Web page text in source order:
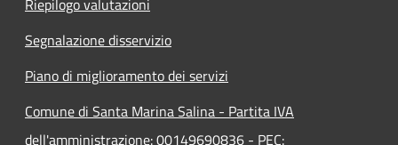
Riepilogo valutazioni
Segnalazione disservizio
Piano di miglioramento dei servizi
Comune di Santa Marina Salina - Partita IVA
dell'amministrazione: 00149690836 - PEC: